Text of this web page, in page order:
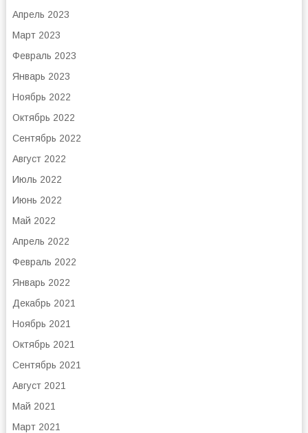
Апрель 2023
Март 2023
Февраль 2023
Январь 2023
Ноябрь 2022
Октябрь 2022
Сентябрь 2022
Август 2022
Июль 2022
Июнь 2022
Май 2022
Апрель 2022
Февраль 2022
Январь 2022
Декабрь 2021
Ноябрь 2021
Октябрь 2021
Сентябрь 2021
Август 2021
Май 2021
Март 2021